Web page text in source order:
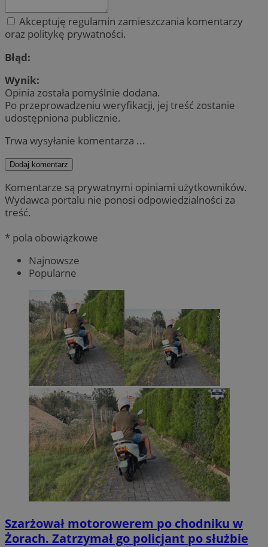
Akceptuję regulamin zamieszczania komentarzy
oraz politykę prywatności.
Błąd:
Wynik:
Opinia została pomyślnie dodana.
Po przeprowadzeniu weryfikacji, jej treść zostanie
udostępniona publicznie.
Trwa wysyłanie komentarza ...
Dodaj komentarz
Komentarze są prywatnymi opiniami użytkowników.
Wydawca portalu nie ponosi odpowiedzialności za
treść.
* pola obowiązkowe
Najnowsze
Popularne
Szarżował motorowerem po chodniku w
Żorach. Zatrzymał go policjant po służbie